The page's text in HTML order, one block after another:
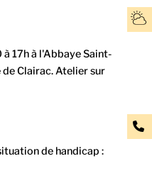
17h à l'Abbaye Saint-
Clairac. Atelier sur
de handicap :